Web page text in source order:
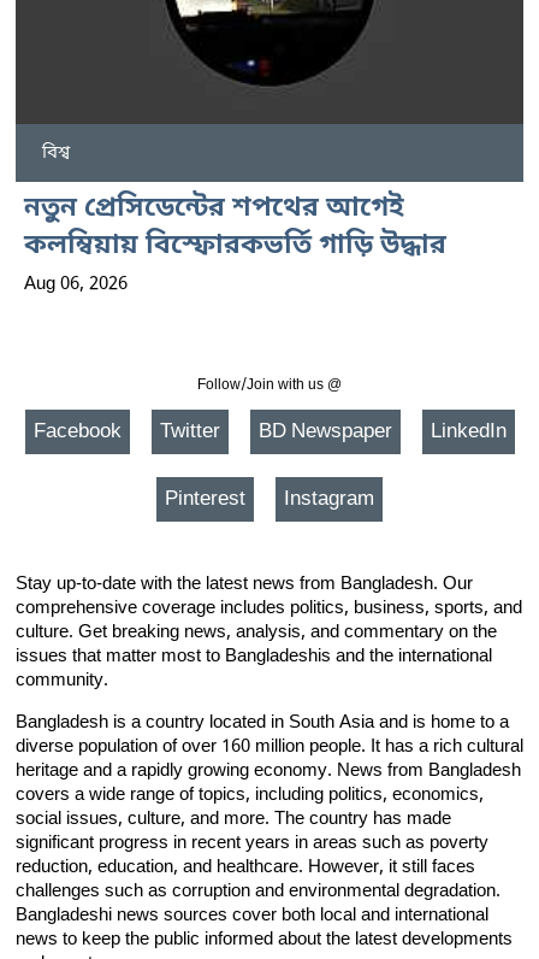
বিশ্ব
নতুন প্রেসিডেন্টের শপথের আগেই
কলম্বিয়ায় বিস্ফোরকভর্তি গাড়ি উদ্ধার
Aug 06, 2026
Follow/Join with us @
Facebook Twitter BD Newspaper LinkedIn
Pinterest Instagram
Stay up-to-date with the latest news from Bangladesh. Our
comprehensive coverage includes politics, business, sports, and
culture. Get breaking news, analysis, and commentary on the
issues that matter most to Bangladeshis and the international
community.
Bangladesh is a country located in South Asia and is home to a
diverse population of over 160 million people. It has a rich cultural
heritage and a rapidly growing economy. News from Bangladesh
covers a wide range of topics, including politics, economics,
social issues, culture, and more. The country has made
significant progress in recent years in areas such as poverty
reduction, education, and healthcare. However, it still faces
challenges such as corruption and environmental degradation.
Bangladeshi news sources cover both local and international
news to keep the public informed about the latest developments